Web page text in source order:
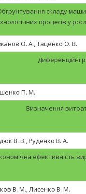
складу
процесів у
О. А., Таценко О. В.
Диференційні
П. М.
Визначення
В. В., Руденко В. А.
ефективність
В. М., Лисенко В. М.